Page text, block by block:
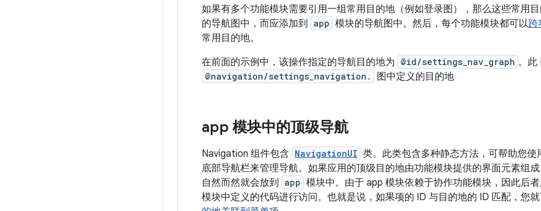
如果有多个功能模块需要引用一组常用目的地（例如登录图），那么这些常用
的导航图中，而应添加到 app 模块的导航图中。然后，每个功能模块都可以跨
常用目的地。
在前面的示例中，该操作指定的导航目的地为 @id/settings_nav_graph 。此
@navigation/settings_navigation. 图中定义的目的地
app 模块中的顶级导航
Navigation 组件包含 NavigationUI 类。此类包含多种静态方法，可帮助您
底部导航栏来管理导航。如果应用的顶级目的地由功能模块提供的界面元素组
自然而然就会放到 app 模块中。由于 app 模块依赖于协作功能模块，因此后
模块中定义的代码进行访问。也就是说，如果项的 ID 与目的地的 ID 匹配，您